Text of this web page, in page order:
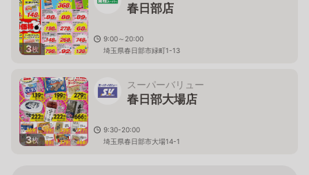
3枚
春日部店
9:00～20:00
埼玉県春日部市緑町1-13
3枚
スーパーバリュー
春日部大場店
9:30-20:00
埼玉県春日部市大場14-1